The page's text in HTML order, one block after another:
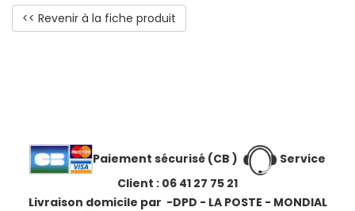
<< Revenir à la fiche produit
Paiement sécurisé (CB )
Service
Client : 06 41 27 75 21
Livraison domicile par -DPD - LA POSTE - MONDIAL